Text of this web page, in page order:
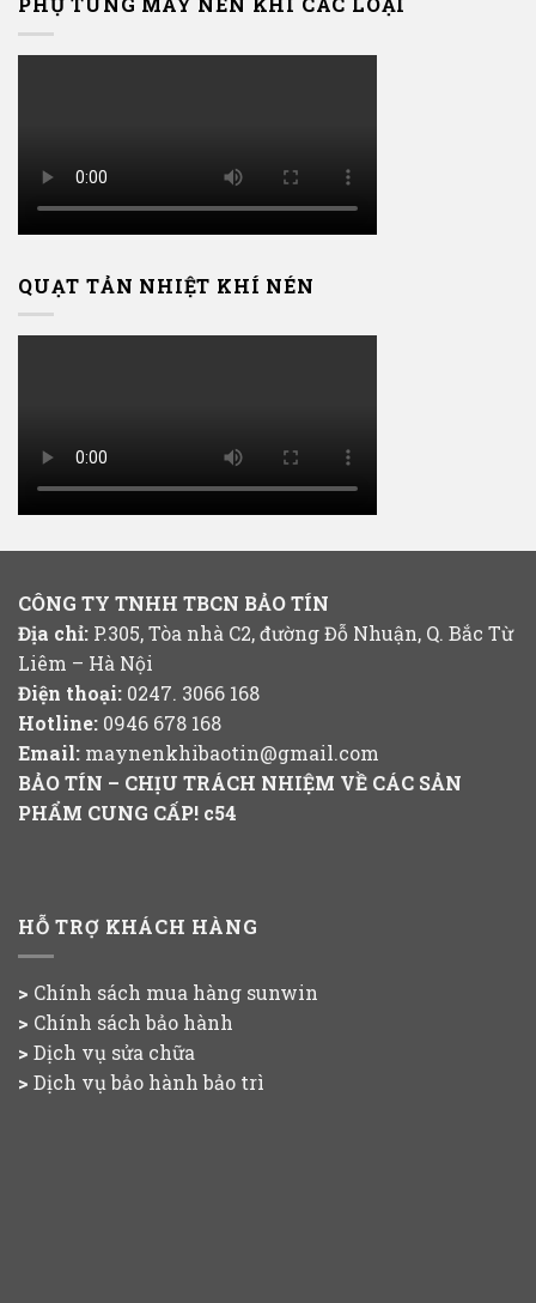
QUẠT TẢN NHIỆT KHÍ NÉN
CÔNG TY TNHH TBCN BẢO TÍN
Địa chỉ: P.305, Tòa nhà C2, đường Đỗ Nhuận, Q. Bắc Từ
Liêm – Hà Nội
Điện thoại: 0247. 3066 168
Hotline: 0946 678 168
Email: maynenkhibaotin@gmail.com
BẢO TÍN – CHỊU TRÁCH NHIỆM VỀ CÁC SẢN
PHẨM CUNG CẤP! c54
HỖ TRỢ KHÁCH HÀNG
> Chính sách mua hàng sunwin
> Chính sách bảo hành
> Dịch vụ sửa chữa
> Dịch vụ bảo hành bảo trì